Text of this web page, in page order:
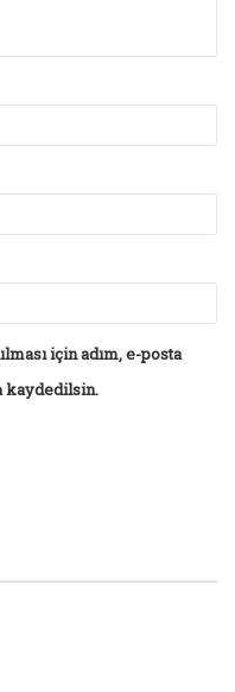
için adım, e-posta
kaydedilsin.